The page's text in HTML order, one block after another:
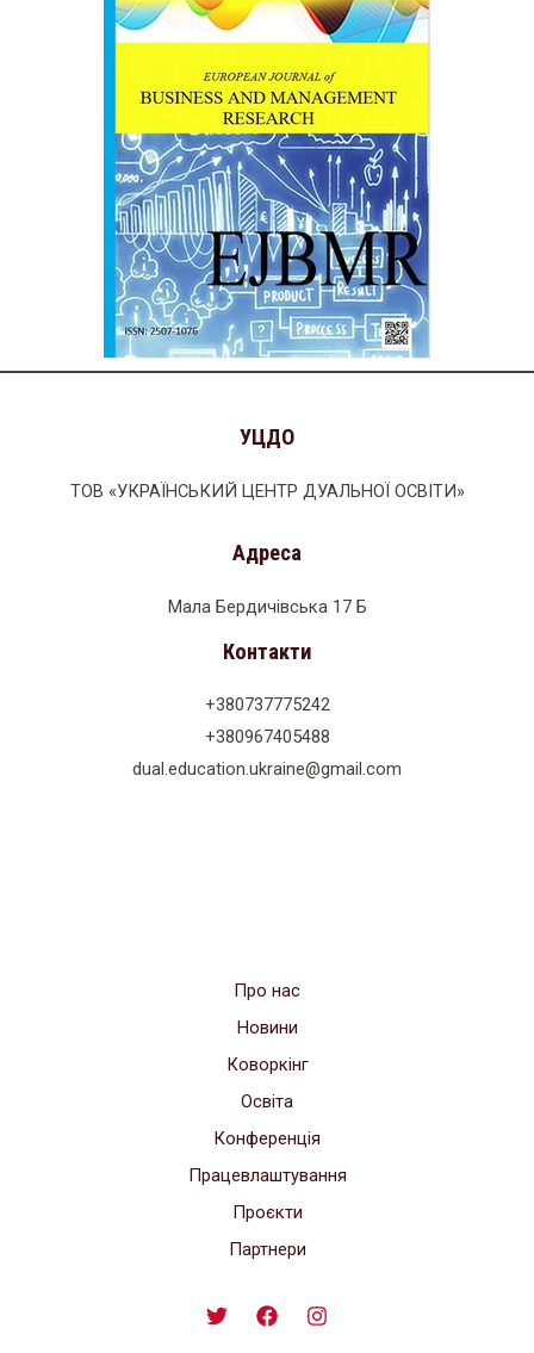
УЦДО
ТОВ «УКРАЇНСЬКИЙ ЦЕНТР ДУАЛЬНОЇ ОСВІТИ»
Адреса
Мала Бердичівська 17 Б
Контакти
+380737775242
+380967405488
dual.education.ukraine@gmail.com
Про нас
Новини
Коворкінг
Освіта
Конференція
Працевлаштування
Проєкти
Партнери